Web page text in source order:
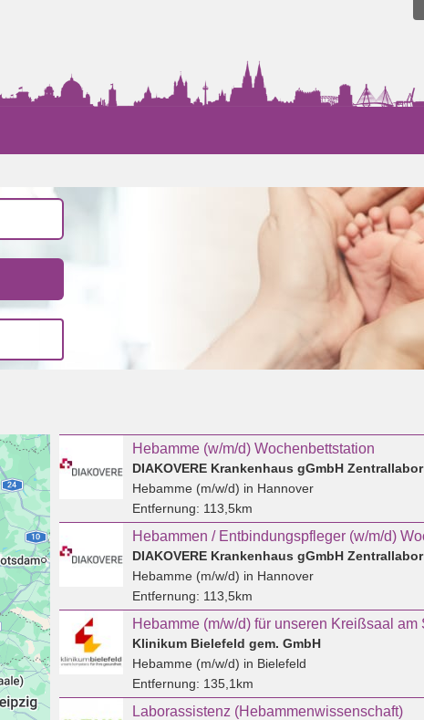
Hebamme (w/m/d) Wochenbettstation
DIAKOVERE Krankenhaus gGmbH Zentrallabor
Hebamme (m/w/d) in Hannover
Entfernung: 113,5km
DIAKOVERE Krankenhaus gGmbH Zentrallabor
Hebamme (m/w/d) in Hannover
Entfernung: 113,5km
Klinikum Bielefeld gem. GmbH
Hebamme (m/w/d) in Bielefeld
Entfernung: 135,1km
Laborassistenz (Hebammenwissenschaft)